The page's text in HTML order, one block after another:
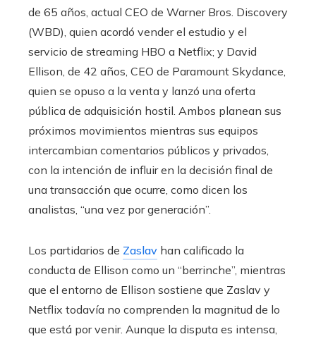
de 65 años, actual CEO de Warner Bros. Discovery
(WBD), quien acordó vender el estudio y el
servicio de streaming HBO a Netflix; y David
Ellison, de 42 años, CEO de Paramount Skydance,
quien se opuso a la venta y lanzó una oferta
pública de adquisición hostil. Ambos planean sus
próximos movimientos mientras sus equipos
intercambian comentarios públicos y privados,
con la intención de influir en la decisión final de
una transacción que ocurre, como dicen los
analistas, “una vez por generación”.
Los partidarios de Zaslav han calificado la
conducta de Ellison como un “berrinche”, mientras
que el entorno de Ellison sostiene que Zaslav y
Netflix todavía no comprenden la magnitud de lo
que está por venir. Aunque la disputa es intensa,